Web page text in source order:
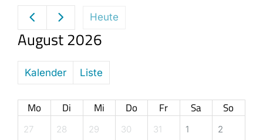
Heute
August 2026
Kalender Liste
Mo Di Mi Do Fr Sa So
27 28 29 30 31 1 2